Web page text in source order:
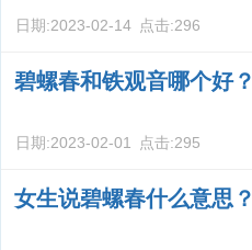
日期:2023-02-14 点击:296
碧螺春和铁观音哪个好？
日期:2023-02-01 点击:295
女生说碧螺春什么意思？